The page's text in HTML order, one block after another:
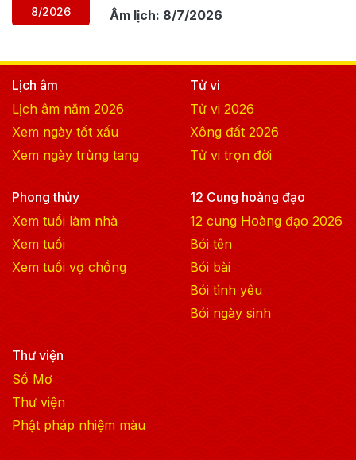
8/2026 Âm lịch: 8/7/2026
Lịch âm
Lịch âm năm 2026
Xem ngày tốt xấu
Xem ngày trùng tang
Tử vi
Tử vi 2026
Xông đất 2026
Tử vi trọn đời
Phong thủy
Xem tuổi làm nhà
Xem tuổi
Xem tuổi vợ chồng
12 Cung hoàng đạo
12 cung Hoàng đạo 2026
Bói tên
Bói bài
Bói tình yêu
Bói ngày sinh
Thư viện
Sổ Mơ
Thư viện
Phật pháp nhiệm màu